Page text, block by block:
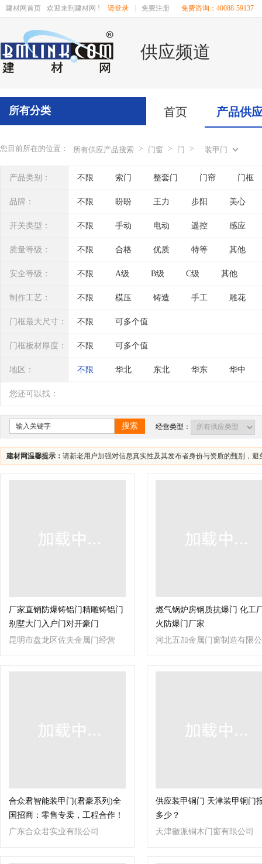
建材网首页 欢迎来到建材网 ! 请登录 免费注册 免费咨询：40088-59137
供应频道
首页 产品供
所有分类
您目前所在的位置： 所有供应产品搜索 > 门窗 > 门 > 装甲门
产品类别： 不限 索门 整套门 门帘 门框
品牌： 不限 盼盼 王力 步阳 美心
昂尊 卡诺 罗兰德式 金大田
开关类型： 不限 手动 电动 遥控 感应
质量等级： 不限 合格 优质 特等 其他
安全等级： 不限 A级 B级 C级 其他
制作工艺： 不限 模压 铸造 手工 雕花
门框最大尺寸： 不限 可多个值
门框板材厚度： 不限 可多个值
地区： 不限 华北 东北 华东 华中
四川 海南 贵州 云南 西藏
您还可以找：
搜索 经营类型：
建材网温馨提示： 请新老用户加强对信息真实性及其发布者身份与资质的甄别，
厂家直销防爆铸铝门精雕铸铝门
别墅大门入户门对开豪门
昆明市盘龙区佐夫金属门经营
部
燃气锅炉房钢质抗爆门 化工
火防爆门厂家
河北五加金属门窗制造有限公
司
合众君智能装甲门(君豪系列)全
国招商：零售专卖，工程合作！
广东合众君实业有限公司
供应装甲铜门 天津装甲铜门
多少？
天津徽派铜木门窗有限公司